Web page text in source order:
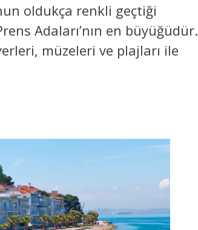
oldukça renkli geçtiği
Adaları’nın en büyüğüdür.
müzeleri ve plajları ile